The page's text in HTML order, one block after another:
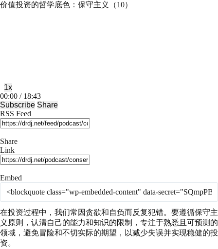
价值投资的哲学底色：保守主义（10）
Mute/Unmute
Episode
Rewind
10
Seconds
1x
Fast
Forward
30
seconds
00:00 / 18:43
Subscribe Share
RSS Feed
Share
Link
Embed
在投资过程中，我们常因贪欲和自负而反复犯错。要遵循保守主
义原则，认清自己的能力和知识的限制，专注于熟悉且可预测的
领域，避免冒险和不切实际的期望，以减少失误并实现稳健的投
资。